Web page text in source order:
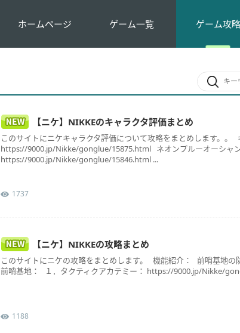
ホームページ ゲーム一覧 ゲーム攻略
【ニケ】NIKKEのキャラクタ評価まとめ
このサイトにニケキャラクタ評価について攻略をまとめします。。
https://9000.jp/Nikke/gonglue/15875.html ネオンプルーオーシャ
https://9000.jp/Nikke/gonglue/15846.html ...
1737
【ニケ】NIKKEの攻略まとめ
このサイトにニケの攻略をまとめします。 機能紹介： 前哨基地
前哨基地： １．タクティクアカテミー： https://9000.jp/Nikke/
1188